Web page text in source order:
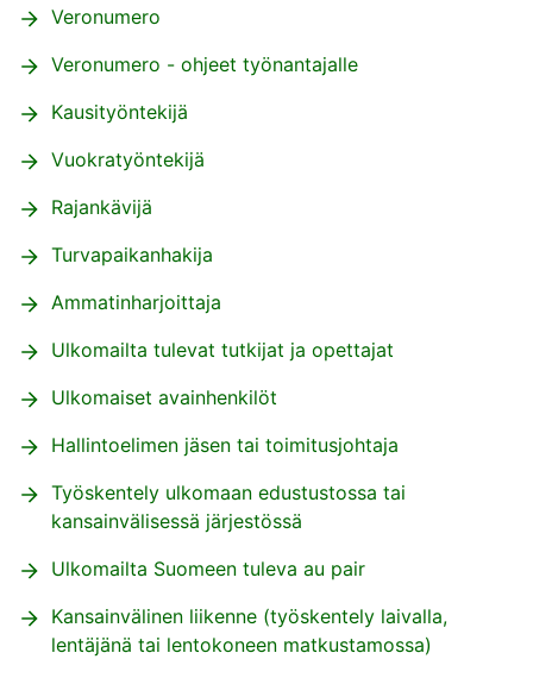
Veronumero
Veronumero - ohjeet työnantajalle
Kausityöntekijä
Vuokratyöntekijä
Rajankävijä
Turvapaikanhakija
Ammatinharjoittaja
Ulkomailta tulevat tutkijat ja opettajat
Ulkomaiset avainhenkilöt
Hallintoelimen jäsen tai toimitusjohtaja
Työskentely ulkomaan edustustossa tai
kansainvälisessä järjestössä
Ulkomailta Suomeen tuleva au pair
Kansainvälinen liikenne (työskentely laivalla,
lentäjänä tai lentokoneen matkustamossa)